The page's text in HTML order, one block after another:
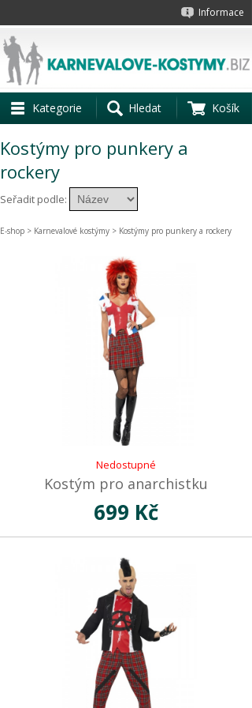
Informace
Kategorie Hledat Košík
Kostýmy pro punkery a
rockery
Seřadit podle:
E-shop > Karnevalové kostýmy > Kostýmy pro punkery a rockery
Nedostupné
Kostým pro anarchistku
699 Kč